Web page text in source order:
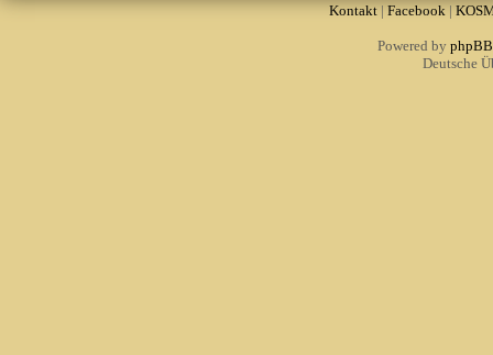
Kontakt| Facebook |
Powered by phpBB
Deutsche